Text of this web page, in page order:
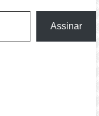
Assinar